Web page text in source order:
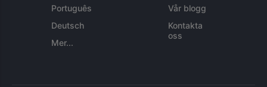
Português
Deutsch
Mer...
Vår blogg
Kontakta
oss